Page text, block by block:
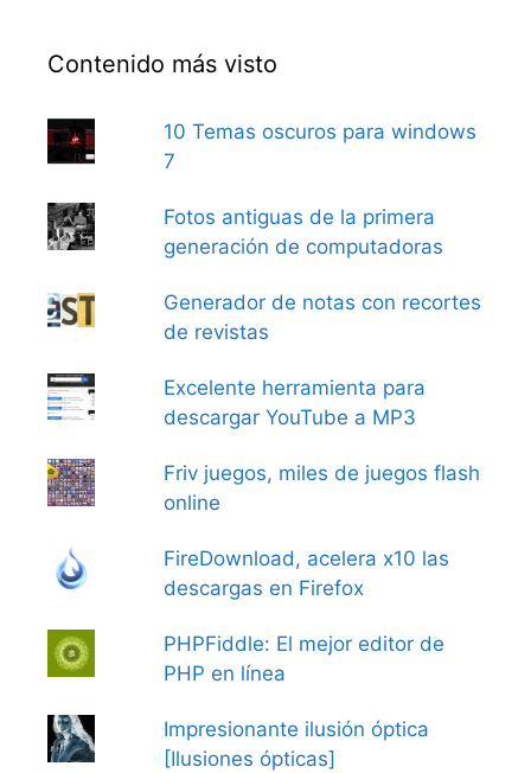
Contenido más visto
10 Temas oscuros para windows
7
Fotos antiguas de la primera
generación de computadoras
Generador de notas con recortes
de revistas
Excelente herramienta para
descargar YouTube a MP3
Friv juegos, miles de juegos flash
online
FireDownload, acelera x10 las
descargas en Firefox
PHPFiddle: El mejor editor de
PHP en línea
Impresionante ilusión óptica
[Ilusiones ópticas]